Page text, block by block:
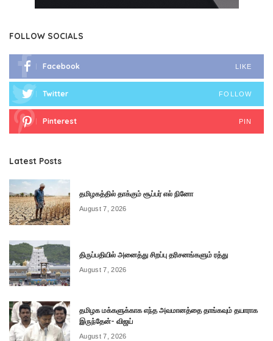
FOLLOW SOCIALS
Facebook LIKE
Twitter FOLLOW
Pinterest PIN
Latest Posts
தமிழகத்தில் தாக்கும் சூப்பர் எல் நினோ
August 7, 2026
திருப்பதியில் அனைத்து சிறப்பு தரிசனங்களும் ரத்து
August 7, 2026
தமிழக மக்களுக்காக எந்த அவமானத்தை தாங்கவும் தயாராக
இருந்தேன்- விஜய்
August 7, 2026